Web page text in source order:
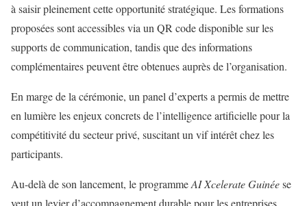
à saisir pleinement cette opportunité stratégique. Les formations
proposées sont accessibles via un QR code disponible sur les
supports de communication, tandis que des informations
complémentaires peuvent être obtenues auprès de l’organisation.
En marge de la cérémonie, un panel d’experts a permis de mettre
en lumière les enjeux concrets de l’intelligence artificielle pour la
compétitivité du secteur privé, suscitant un vif intérêt chez les
participants.
Au-delà de son lancement, le programmeAI Xcelerate Guinéese
veut un levier d’accompagnement durable pour les entreprises,